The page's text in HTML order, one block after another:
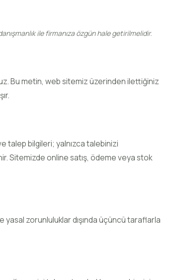
ile firmanıza özgün hale getirilmelidir.
Bu metin, web sitemiz üzerinden ilettiğiniz
talep bilgileri; yalnızca talebinizi
Sitemizde online satış, ödeme veya stok
yasal zorunluluklar dışında üçüncü taraflarla